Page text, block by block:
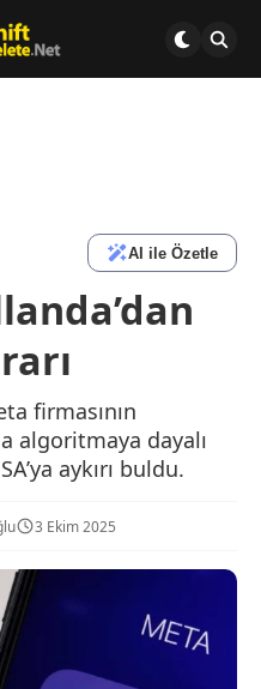
AI ile Özetle
firmasının
algoritmaya dayalı
aykırı buldu.
3 Ekim 2025